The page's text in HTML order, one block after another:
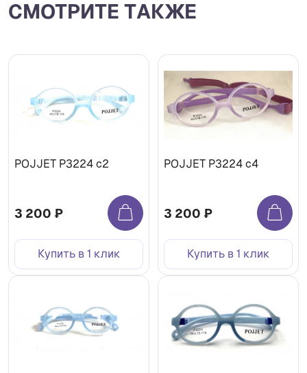
СМОТРИТЕ ТАКЖЕ
POJJET P3224 с2
3 200 ₽
Купить в 1 клик
POJJET P3224 с4
3 200 ₽
Купить в 1 клик